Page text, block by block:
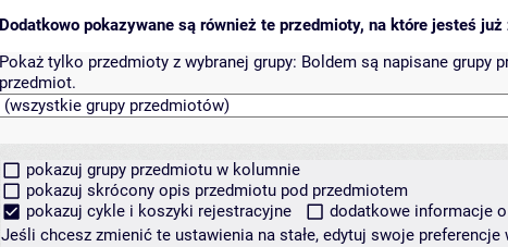
Dodatkowo pokazywane są również te przedmioty, na które jesteś
Pokaż tylko przedmioty z wybranej grupy: Boldem są napisane grupy
przedmiot.
pokazuj grupy przedmiotu w kolumnie
pokazuj skrócony opis przedmiotu pod przedmiotem
pokazuj cykle i koszyki rejestracyjne
dodatkowe informacje
Jeśli chcesz zmienić te ustawienia na stałe, edytuj swoje preferencje